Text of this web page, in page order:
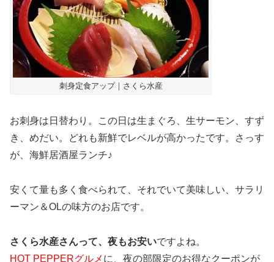
刺身定食アップ｜さくら水産
お刺身は日替わり。この日は生まぐろ、生サーモン、すず
き、めだい。どれも新鮮でレベルが高かったです。さっす
が、海鮮居酒屋ランチ♪
安くて量も多く食べられて、それでいて美味しい、サラリ
ーマン＆OLの味方のお店です。
さくら水産さんって、夜もお安いですよね。
HOT PEPPERグルメ に、夜の部限定のお得なクーポンが